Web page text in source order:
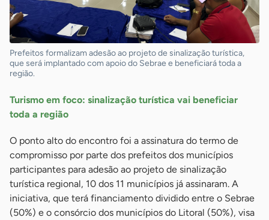
Prefeitos formalizam adesão ao projeto de sinalização turística,
que será implantado com apoio do Sebrae e beneficiará toda a
região.
Turismo em foco: sinalização turística vai beneficiar
toda a região
O ponto alto do encontro foi a assinatura do termo de
compromisso por parte dos prefeitos dos municípios
participantes para adesão ao projeto de sinalização
turística regional, 10 dos 11 municípios já assinaram. A
iniciativa, que terá financiamento dividido entre o Sebrae
(50%) e o consórcio dos municípios do Litoral (50%), visa